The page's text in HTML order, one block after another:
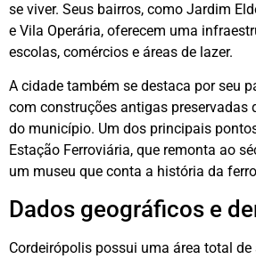
se viver. Seus bairros, como Jardim
e Vila Operária, oferecem uma
escolas, comércios e áreas de lazer.
A cidade também se destaca por seu
com construções antigas preservadas
do município. Um dos principais
Estação Ferroviária, que remonta ao
um museu que conta a história da
Dados geográficos e
Cordeirópolis possui uma área total